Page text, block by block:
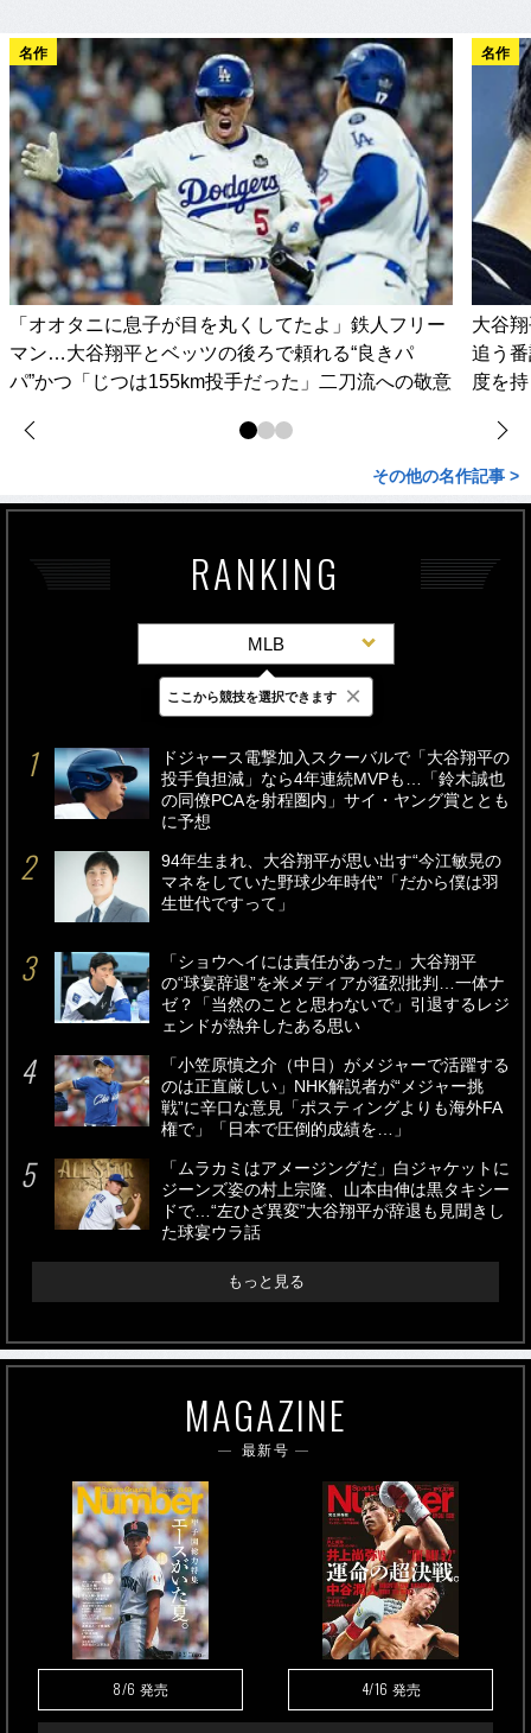
名作
「オオタニに息子が目を丸くしてたよ」鉄人フリー
マン…大谷翔平とベッツの後ろで頼れる“良きパ
パ”かつ「じつは155km投手だった」二刀流への敬意
名作
大谷
追う
度を
その他の名作記事 >
RANKING
MLB
最新 24時間 週間
ドジャース電撃加入スクーバルで「大谷翔平の
投手負担減」なら4年連続MVPも…「鈴木誠也
の同僚PCAを射程圏内」サイ・ヤング賞ととも
に予想
94年生まれ、大谷翔平が思い出す“今江敏晃の
マネをしていた野球少年時代”「だから僕は羽
生世代ですって」
「ショウヘイには責任があった」大谷翔平
の“球宴辞退”を米メディアが猛烈批判…一体ナ
ゼ？「当然のことと思わないで」引退するレジ
ェンドが熱弁したある思い
「小笠原慎之介（中日）がメジャーで活躍する
のは正直厳しい」NHK解説者が“メジャー挑
戦”に辛口な意見「ポスティングよりも海外FA
権で」「日本で圧倒的成績を…」
「ムラカミはアメージングだ」白ジャケットに
ジーンズ姿の村上宗隆、山本由伸は黒タキシー
ドで…“左ひざ異変”大谷翔平が辞退も見聞きし
た球宴ウラ話
もっと見る
MAGAZINE
最新号
8/6 発売 4/16 発売
ここから競技を選択できます ×